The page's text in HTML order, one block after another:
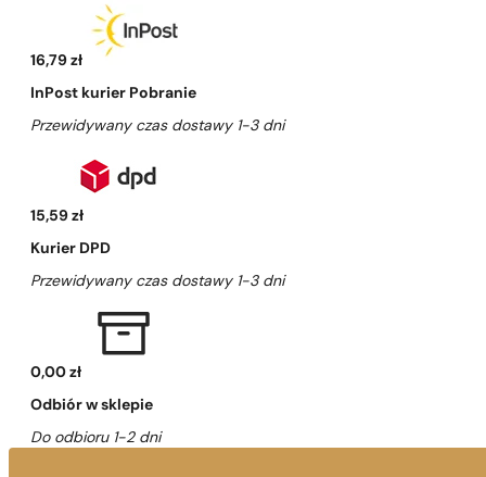
16,79 zł
InPost kurier Pobranie
Przewidywany czas dostawy 1-3 dni
15,59 zł
Kurier DPD
Przewidywany czas dostawy 1-3 dni
0,00 zł
Odbiór w sklepie
Do odbioru 1-2 dni